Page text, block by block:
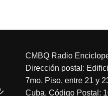
CMBQ Radio
Dirección postal:
7mo. Piso, entre 21 y
Cuba. Código Postal: